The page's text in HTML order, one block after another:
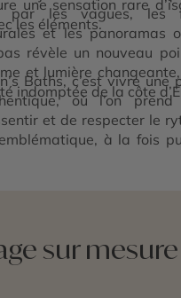
une sensation rare
les éléments.
par les vagues, les
et les panoramas
révèle un nouveau
et lumière
indomptée de la côte
Baths, c’est vivre une
où l’on
et de respecter le
à la fois
l’essence la plus
sur